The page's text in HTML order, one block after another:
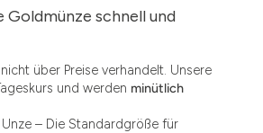
Goldmünze schnell und
über Preise verhandelt. Unsere
und werden minütlich
– Die Standardgröße für